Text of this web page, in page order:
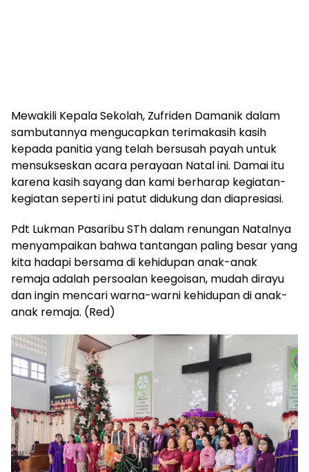
Mewakili Kepala Sekolah, Zufriden Damanik dalam
sambutannya mengucapkan terimakasih kasih
kepada panitia yang telah bersusah payah untuk
mensukseskan acara perayaan Natal ini. Damai itu
karena kasih sayang dan kami berharap kegiatan-
kegiatan seperti ini patut didukung dan diapresiasi.
Pdt Lukman Pasaribu STh dalam renungan Natalnya
menyampaikan bahwa tantangan paling besar yang
kita hadapi bersama di kehidupan anak-anak
remaja adalah persoalan keegoisan, mudah dirayu
dan ingin mencari warna-warni kehidupan di anak-
anak remaja. (Red)